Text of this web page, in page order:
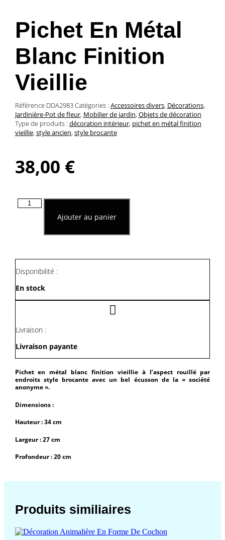
Pichet En Métal
Blanc Finition
Vieillie
Référence DDA2983Catégories : Accessoires divers, Décorations,
Jardinière-Pot de fleur, Mobilier de jardin, Objets de décoration
Type de produits : décoration intérieur, pichet en métal finition
vieillie, style ancien, style brocante
38,00 €
quantité
Ajouter au panier
Disponibilité :
En stock
Livraison :
Livraison payante
Pichet en métal blanc finition vieillie à l’aspect rouillé par
endroits style brocante avec un bel écusson de la « société
anonyme ».
Dimensions :
Hauteur : 34 cm
Largeur : 27 cm
Profondeur : 20 cm
Produits similiaires